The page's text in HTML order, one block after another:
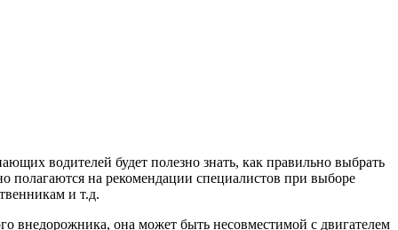
водителей будет полезно знать, как правильно выбрать
полагаются на рекомендации специалистов при выборе
и т.д.
внедорожника, она может быть несовместимой с двигателем